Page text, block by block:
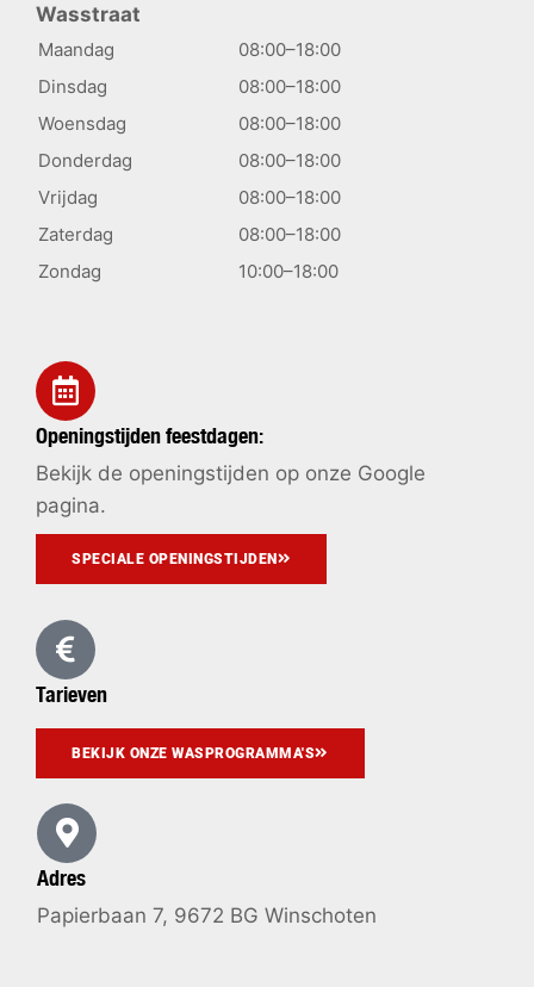
Wasstraat
Maandag
08:00–18:00
Dinsdag
08:00–18:00
Woensdag
08:00–18:00
Donderdag
08:00–18:00
Vrijdag
08:00–18:00
Zaterdag
08:00–18:00
Zondag
10:00–18:00
Openingstijden feestdagen:
Bekijk de openingstijden op onze Google
pagina.
SPECIALE OPENINGSTIJDEN
Tarieven
BEKIJK ONZE WASPROGRAMMA'S
Adres
Papierbaan 7, 9672 BG Winschoten​